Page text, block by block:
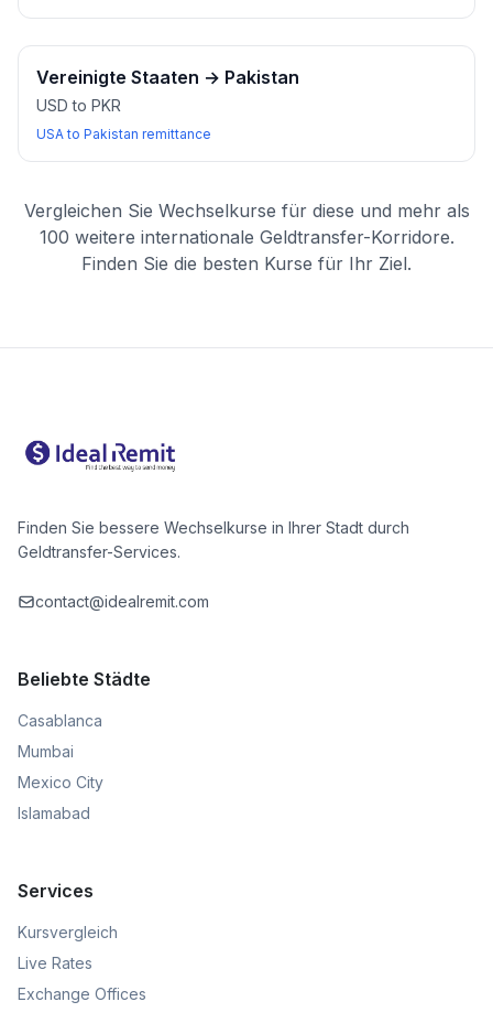
Vereinigte Staaten → Pakistan
USD to PKR
USA to Pakistan remittance
Vergleichen Sie Wechselkurse für diese und mehr als
100 weitere internationale Geldtransfer-Korridore.
Finden Sie die besten Kurse für Ihr Ziel.
Finden Sie bessere Wechselkurse in Ihrer Stadt durch
Geldtransfer-Services.
contact@idealremit.com
Beliebte Städte
Casablanca
Mumbai
Mexico City
Islamabad
Services
Kursvergleich
Live Rates
Exchange Offices